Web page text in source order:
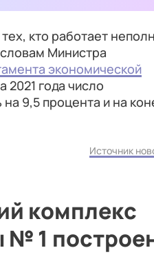
кто работает
Министра
экономической
2021 года число
9,5 процента и на
Источник
комплекс
1